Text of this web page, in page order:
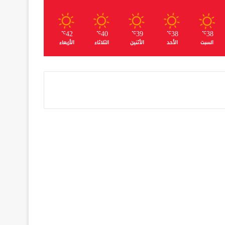
38
℃
السبت
38
℃
الأحد
39
℃
الأثنين
40
℃
الثلاثاء
42
℃
الأربعاء